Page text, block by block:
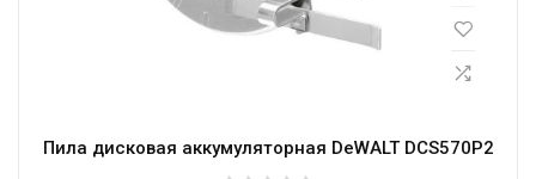
Пила дисковая аккумуляторная DeWALT DCS570P2